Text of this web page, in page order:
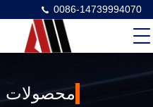
0086-14739994070
محصولات